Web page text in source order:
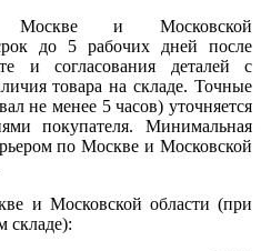
и Московской
до 5 рабочих дней после
и согласования деталей с
товара на складе. Точные
не менее 5 часов) уточняется
покупателя. Минимальная
по Москве и Московской
и Московской области (при
складе):